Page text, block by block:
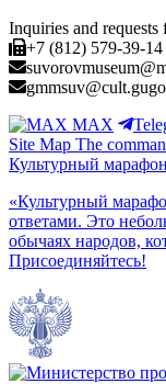
Inquiries and requests
+7 (812) 579-39-14
MAX
Site Map The
Культурный марафон
«Культурный
ответами. Это
обычаях народов,
Присоединяйтесь!